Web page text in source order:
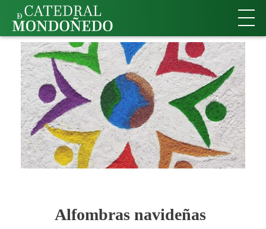
Alfombras navideñas